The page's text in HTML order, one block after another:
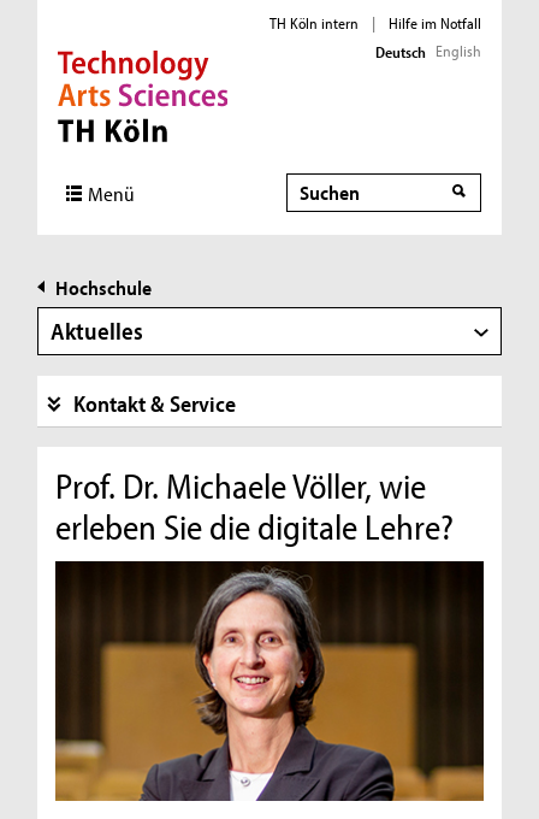
Direkt zur Hauptnavigation
Direkt zur Subnavigation
Direkt zum Inhalt
Direkt zum Fußbereich
TH Köln intern |
Hilfe im Notfall
Deutsch English
Menü Suche
Hochschule
Aktuelles
Kontakt & Service
Prof. Dr. Michaele Völler, wie
erleben Sie die digitale Lehre?